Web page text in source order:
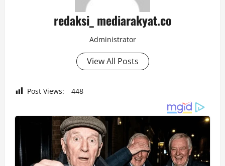
redaksi_ mediarakyat.co
Administrator
View All Posts
Post Views: 448